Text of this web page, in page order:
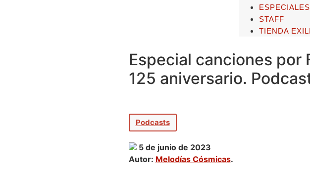
ESPECIALES
STAFF
TIENDA
Especial canciones por
125 aniversario.
Podcasts
5 de junio de 2023
Autor: Melodías Cósmicas.